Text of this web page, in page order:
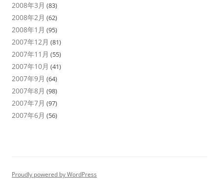
2008年3月 (83)
2008年2月 (62)
2008年1月 (95)
2007年12月 (81)
2007年11月 (55)
2007年10月 (41)
2007年9月 (64)
2007年8月 (98)
2007年7月 (97)
2007年6月 (56)
Proudly powered by WordPress